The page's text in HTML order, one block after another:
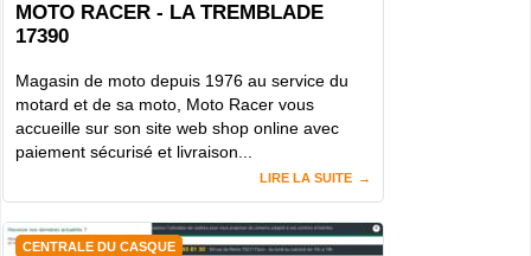
MOTO RACER - LA TREMBLADE
17390
Magasin de moto depuis 1976 au service du
motard et de sa moto, Moto Racer vous
accueille sur son site web shop online avec
paiement sécurisé et livraison...
LIRE LA SUITE
CENTRALE DU CASQUE